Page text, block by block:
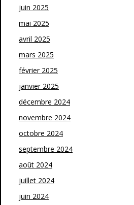
juin 2025
mai 2025
avril 2025
mars 2025
février 2025
janvier 2025
décembre 2024
novembre 2024
octobre 2024
septembre 2024
août 2024
juillet 2024
juin 2024